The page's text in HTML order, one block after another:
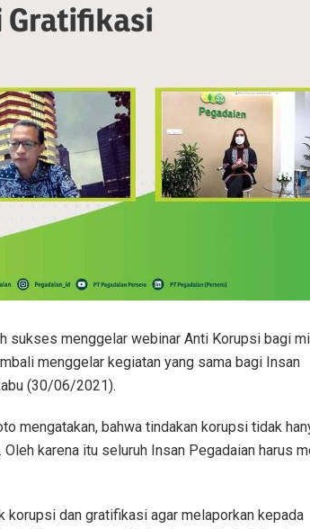
sukses menggelar webinar Anti Korupsi bagi
menggelar kegiatan yang sama bagi Insan
(30/06/2021).
mengatakan, bahwa tindakan korupsi tidak
karena itu seluruh Insan Pegadaian harus
korupsi dan gratifikasi agar melaporkan kepada